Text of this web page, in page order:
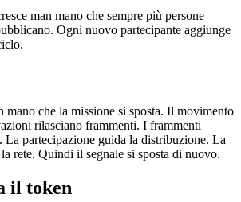
man mano che sempre più persone
Ogni nuovo partecipante aggiunge
mano che la missione si sposta. Il movimento
rilasciano frammenti. I frammenti
La partecipazione guida la distribuzione. La
rete. Quindi il segnale si sposta di nuovo.
il token